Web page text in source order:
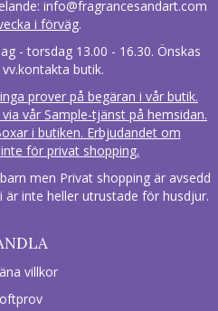
info@fragrancesandart.com
i förväg.
- torsdag 13.00 - 16.30. Önskas
butik.
prover på begäran i vår butik.
vår Sample-tjänst på hemsidan.
i butiken. Erbjudandet om
för privat shopping.
men Privat shopping är avsedd
är inte heller utrustade för husdjur.
villkor